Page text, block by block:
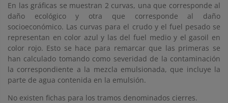
En las gráficas se muestran 2 curvas, una que corresponde al
daño ecológico y otra que corresponde al daño
socioeconómico. Las curvas para el crudo y el fuel pesado se
representan en color azul y las del fuel medio y el gasoil en
color rojo. Esto se hace para remarcar que las primeras se
han calculado tomando como severidad de la contaminación
la correspondiente a la mezcla emulsionada, que incluye la
parte de agua contenida en la emulsión.
No existen fichas para los tramos denominados cierres.